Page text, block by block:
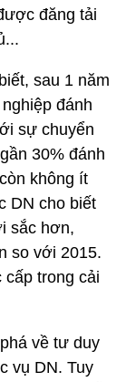
đăng tải
sau 1 năm
đánh
sự chuyển
30% đánh
không ít
DN cho biết
sắc hơn,
so với 2015.
trong cải
về tư duy
vụ DN. Tuy